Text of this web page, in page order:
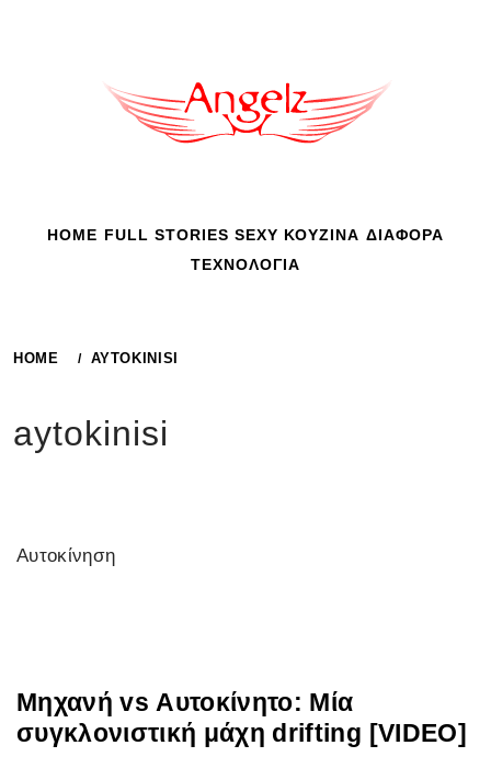
HOME FULL STORIES SEXY ΚΟΥΖΙΝΑ ΔΙΑΦΟΡΑ
ΤΕΧΝΟΛΟΓΙΑ
HOME AYTOKINISI
aytokinisi
Αυτοκίνηση
Μηχανή vs Αυτοκίνητο: Μία
συγκλονιστική μάχη drifting [VIDEO]